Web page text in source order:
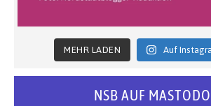
MEHR LADEN Auf
NSB AUF